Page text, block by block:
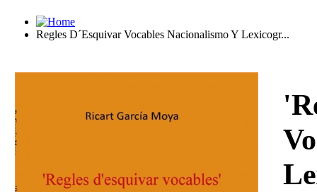
Regles D´Esquivar Vocables Nacionalismo Y Lexicogr...